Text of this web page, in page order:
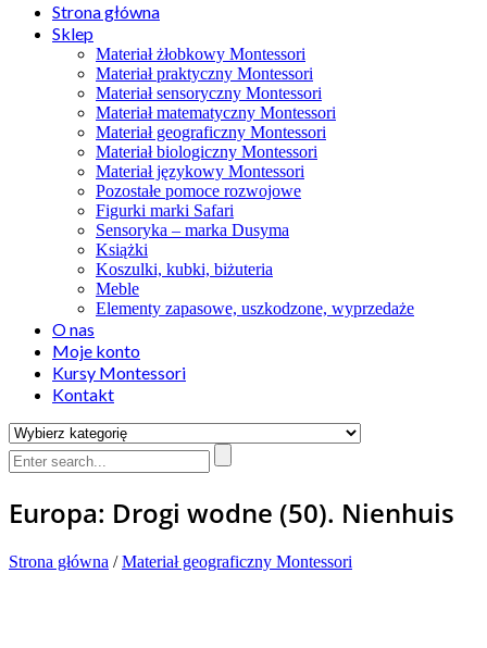
Strona główna
Sklep
Materiał żłobkowy Montessori
Materiał praktyczny Montessori
Materiał sensoryczny Montessori
Materiał matematyczny Montessori
Materiał geograficzny Montessori
Materiał biologiczny Montessori
Materiał językowy Montessori
Pozostałe pomoce rozwojowe
Figurki marki Safari
Sensoryka – marka Dusyma
Książki
Koszulki, kubki, biżuteria
Meble
Elementy zapasowe, uszkodzone, wyprzedaże
O nas
Moje konto
Kursy Montessori
Kontakt
Europa: Drogi wodne (50). Nienhuis
Strona główna /Materiał geograficzny Montessori